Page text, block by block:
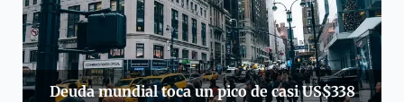
Deuda mundial toca un pico de casi US$338